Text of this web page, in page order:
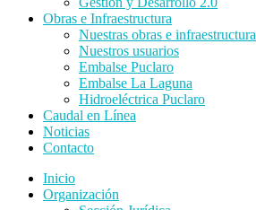
Obras e Infraestructura
Nuestras obras e infraestructura
Nuestros usuarios
Embalse Puclaro
Embalse La Laguna
Hidroeléctrica Puclaro
Caudal en Línea
Noticias
Contacto
Inicio
Organización